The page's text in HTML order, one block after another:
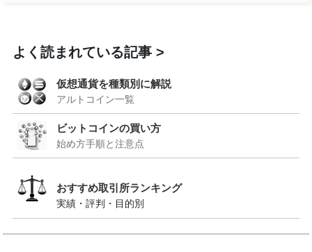
よく読まれている記事
仮想通貨を種類別に解説
アルトコイン一覧
ビットコインの買い方
始め方手順と注意点
おすすめ取引所ランキング
実績・評判・目的別